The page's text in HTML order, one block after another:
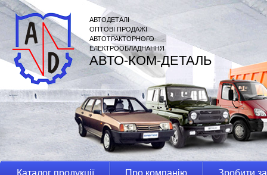
АВТОДЕТАЛІ
ОПТОВІ ПРОДАЖІ
АВТОТРАКТОРНОГО
ЕЛЕКТРООБЛАДНАННЯ
АВТО-КОМ-ДЕТАЛЬ
Каталог продукції Про компанію Зробити